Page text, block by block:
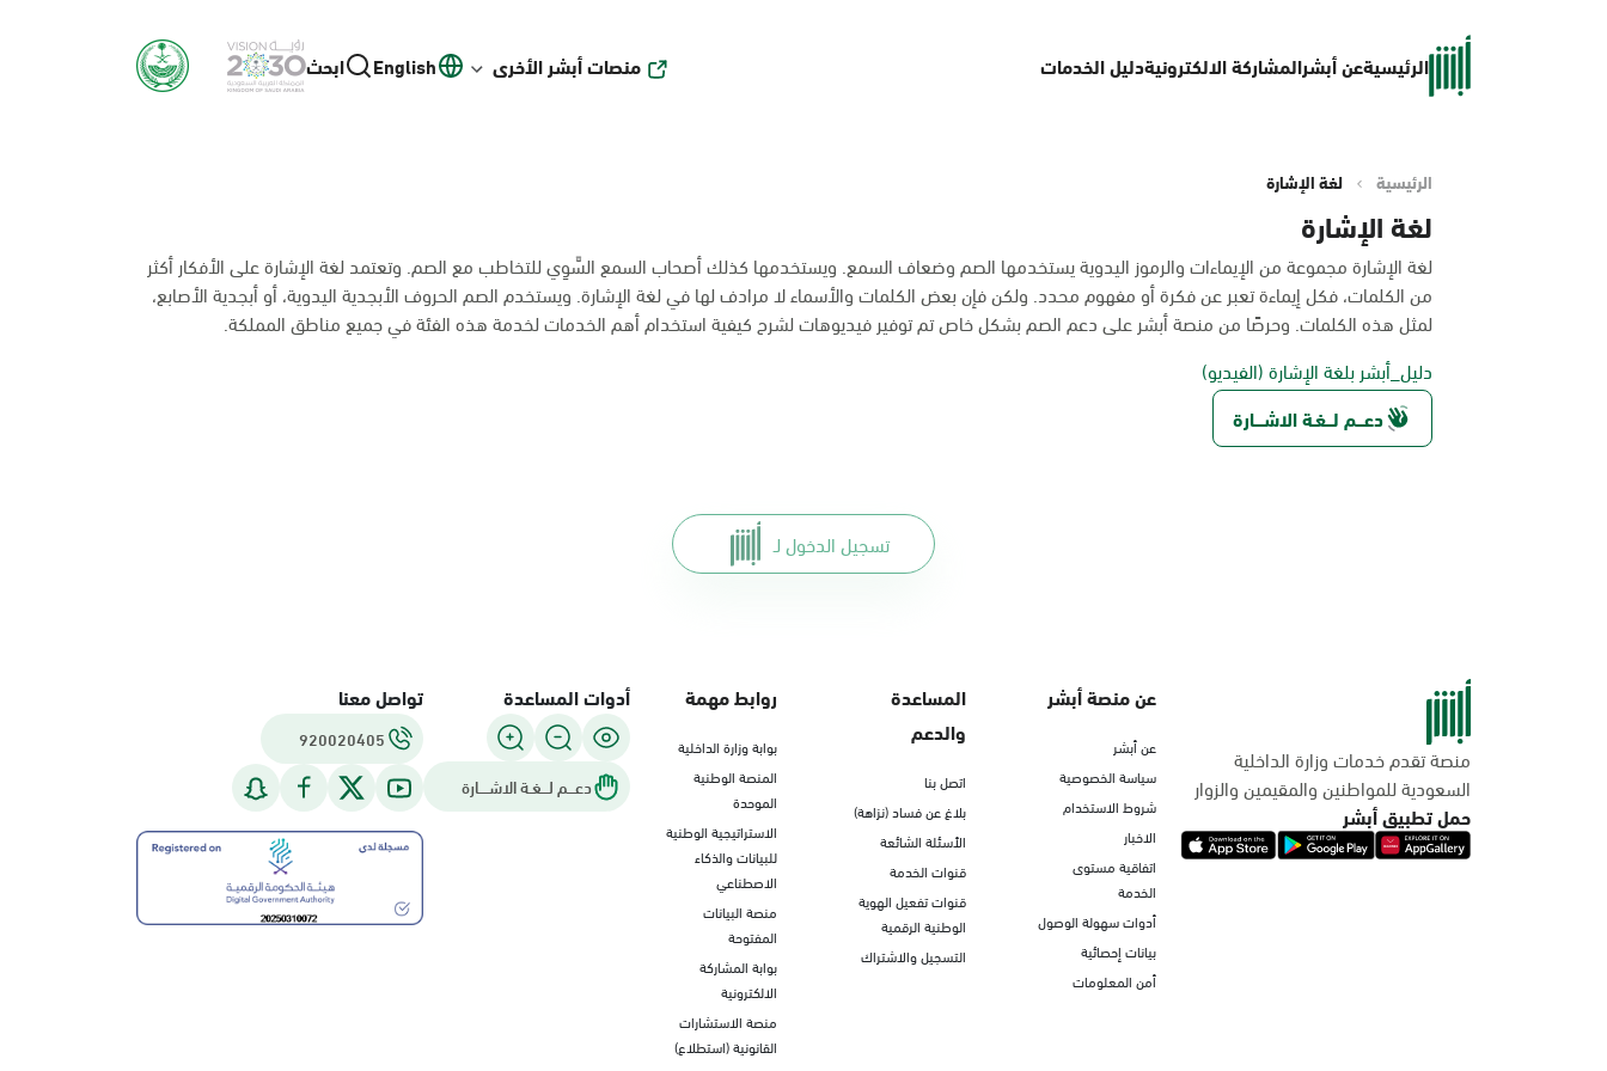
الرئيسيةعن أبشرالمشاركة الالكترونيةدليل الخدمات منصات أبشر الأخرى English ابحث
الرئيسية لغة الإشارة
لغة الإشارة
لغة الإشارة مجموعة من الإيماءات والرموز اليدوية يستخدمها الصم وضعاف السمع. ويستخدمها كذلك أصحاب السمع السَّوِي للتخاطب مع الصم. وتعتمد لغة الإشارة على الأفكار أكثر
من الكلمات، فكل إيماءة تعبر عن فكرة أو مفهوم محدد. ولكن فإن بعض الكلمات والأسماء لا مرادف لها في لغة الإشارة. ويستخدم الصم الحروف الأبجدية اليدوية، أو أبجدية الأصابع،
لمثل هذه الكلمات. وحرصًا من منصة أبشر على دعم الصم بشكل خاص تم توفير فيديوهات لشرح كيفية استخدام أهم الخدمات لخدمة هذه الفئة في جميع مناطق المملكة.
دليل_أبشر بلغة الإشارة (الفيديو)
دعـــم لـــغـة الاشــــارة
تسجيل الدخول لـ
منصة تقدم خدمات وزارة الداخلية
السعودية للمواطنين والمقيمين والزوار
حمل تطبيق أبشر
عن منصة أبشر
عن أبشر
سياسة الخصوصية
شروط الاستخدام
الاخبار
اتفاقية مستوى
الخدمة
أدوات سهولة الوصول
بيانات إحصائية
أمن المعلومات
المساعدة
والدعم
اتصل بنا
بلاغ عن فساد (نزاهة)
الأسئلة الشائعة
قنوات الخدمة
قنوات تفعيل الهوية
الوطنية الرقمية
التسجيل والاشتراك
روابط مهمة
بوابة وزارة الداخلية
المنصة الوطنية
الموحدة
الاستراتيجية الوطنية
للبيانات والذكاء
الاصطناعي
منصة البيانات
المفتوحة
بوابة المشاركة
الالكترونية
منصة الاستشارات
القانونية (استطلاع)
أدوات المساعدة
دعـــم لـــغـة الاشــــارة
تواصل معنا
920020405